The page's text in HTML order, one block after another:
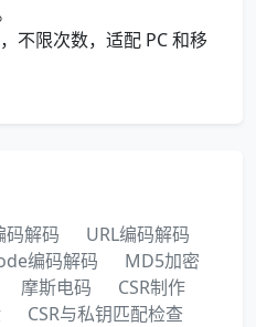
不限次数，适配 PC 和移
码解码
URL编码解码
编码解码
MD5加密
摩斯电码
CSR制作
CSR与私钥匹配检查